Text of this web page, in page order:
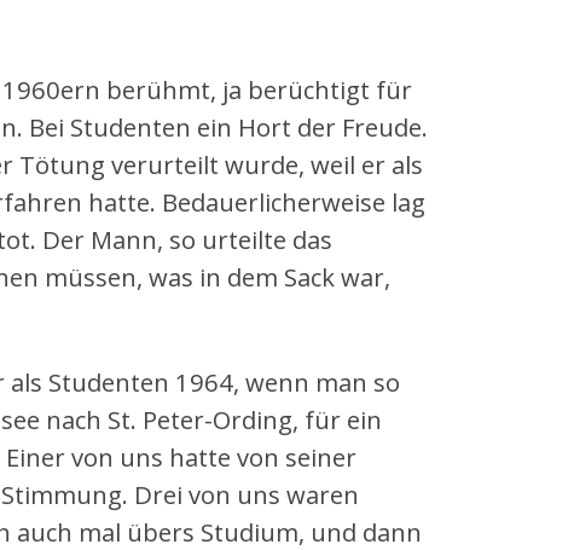
berühmt, ja berüchtigt für
Bei Studenten ein Hort der Freude.
Tötung verurteilt wurde, weil er als
hatte. Bedauerlicherweise lag
Der Mann, so urteilte das
müssen, was in dem Sack war,
Studenten 1964, wenn man so
nach St. Peter-Ording, für ein
von uns hatte von seiner
Drei von uns waren
mal übers Studium, und dann